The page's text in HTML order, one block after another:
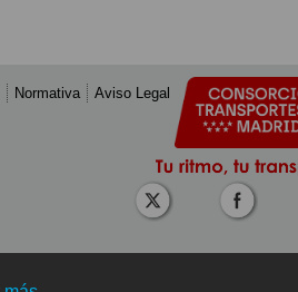
Normativa Aviso Legal